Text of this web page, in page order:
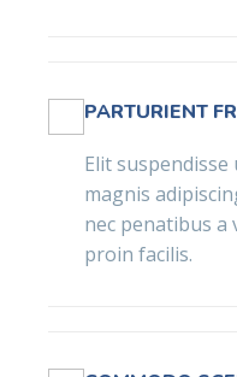
PARTURIENT
Elit
magnis
nec penatibus a
proin facilis.